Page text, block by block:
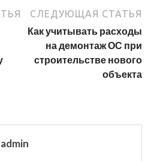
СЛЕДУЮЩАЯ СТАТЬЯ
Как учитывать расходы
на демонтаж ОС при
строительстве нового
объекта